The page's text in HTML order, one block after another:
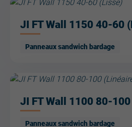
JI FT Wall 1150 40-60
Panneaux sandwich bardage
JI FT Wall 1100 80-
Panneaux sandwich bardage